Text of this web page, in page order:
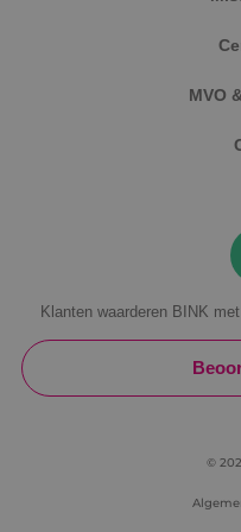
MVO
Klanten waarderen BINK
©